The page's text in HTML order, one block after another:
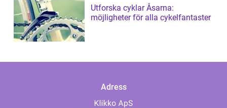
Utforska cyklar Åsarna:
möjligheter för alla cykelfantaster
Adress